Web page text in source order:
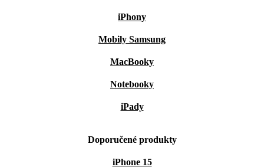
iPhony
Mobily Samsung
MacBooky
Notebooky
iPady
Doporučené produkty
iPhone 15